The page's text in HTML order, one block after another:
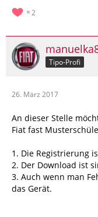
2
Tipo-Profi
26. März 2017
An dieser Stelle
Fiat fast
1. Die Registrierung
2. Der Download ist
3. Auch wenn man
das Gerät.